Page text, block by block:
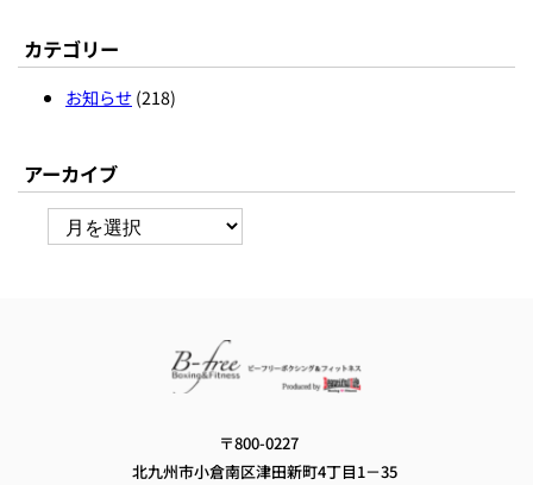
カテゴリー
お知らせ(218)
アーカイブ
ー
〒800-0227
北九州市小倉南区津田新町4丁目1－35